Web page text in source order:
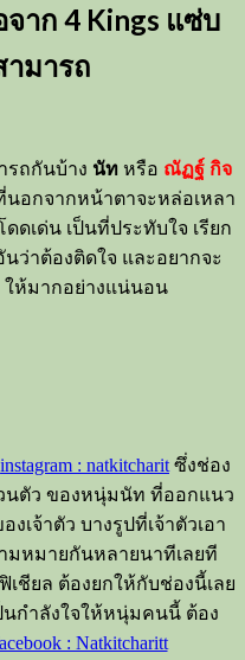
าก 4 Kings แซ่บ
มารถ
ถกันบ้าง นัทหรือ ณัฏฐ์ กิจ
อกจากหน้าตาจะหล่อเหลา
ดเด่น เป็นที่ประทับใจ เรียก
นว่าต้องติดใจ และอยากจะ
ให้มากอย่างแน่นอน
instagram : natkitcharit ซึ่งช่อง
นตัว ของหนุ่มนัท ที่ออกแนว
เจ้าตัว บางรูปที่เจ้าตัวเอา
มหมายกันหลายนาทีเลยที
ชียล ต้องยกให้กับช่องนี้เลย
กำลังใจให้หนุ่มคนนี้ ต้อง
: Natkitcharitt